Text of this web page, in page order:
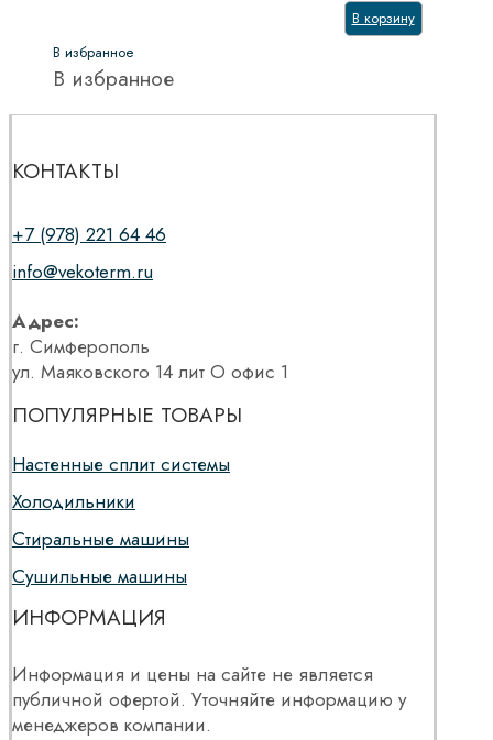
В корзину
В избранное
В избранное
КОНТАКТЫ
+7 (978) 221 64 46
info@vekoterm.ru
Адрес:
г. Симферополь
ул. Маяковского 14 лит О офис 1
ПОПУЛЯРНЫЕ ТОВАРЫ
Настенные сплит системы
Холодильники
Стиральные машины
Сушильные машины
ИНФОРМАЦИЯ
Информация и цены на сайте не является
публичной офертой. Уточняйте информацию у
менеджеров компании.